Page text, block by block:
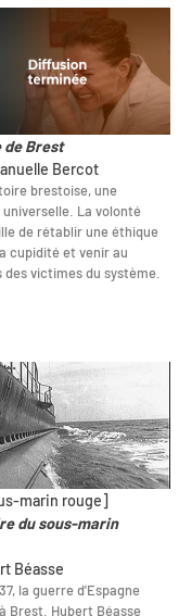
de Brest
Bercot
brestoise, une
La volonté
de rétablir une éthique
cupidité et venir au
des victimes du système.
marin rouge]
du sous-marin
Béasse
la guerre d'Espagne
Brest. Hubert Béasse